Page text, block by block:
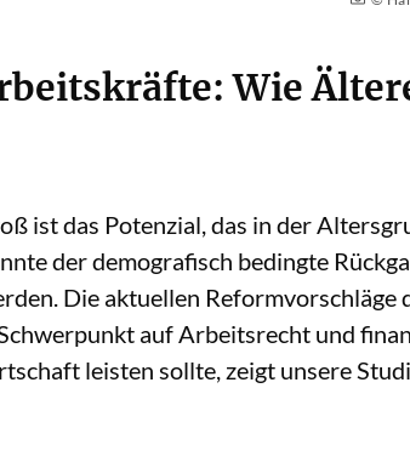
Wie
ist das Potenzial, das in der
der demografisch bedingte
Die aktuellen Reformvorschläge
auf Arbeitsrecht und
leisten sollte, zeigt unsere